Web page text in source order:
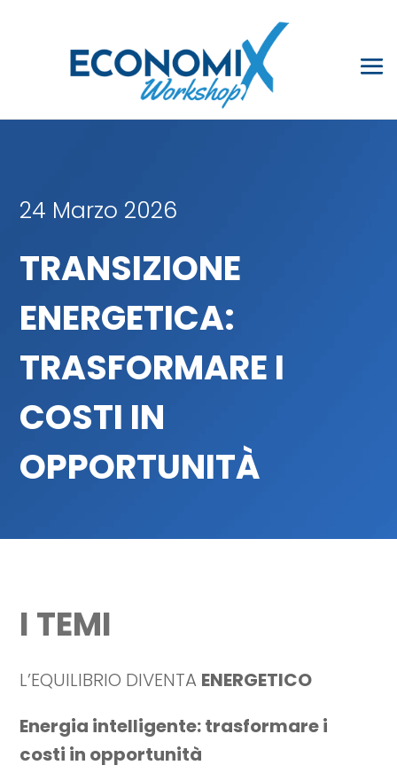
24 Marzo 2026
TRANSIZIONE
ENERGETICA:
TRASFORMARE I
COSTI IN
OPPORTUNITÀ
I TEMI
L’EQUILIBRIO DIVENTA ENERGETICO
Energia intelligente: trasformare i
costi in opportunità